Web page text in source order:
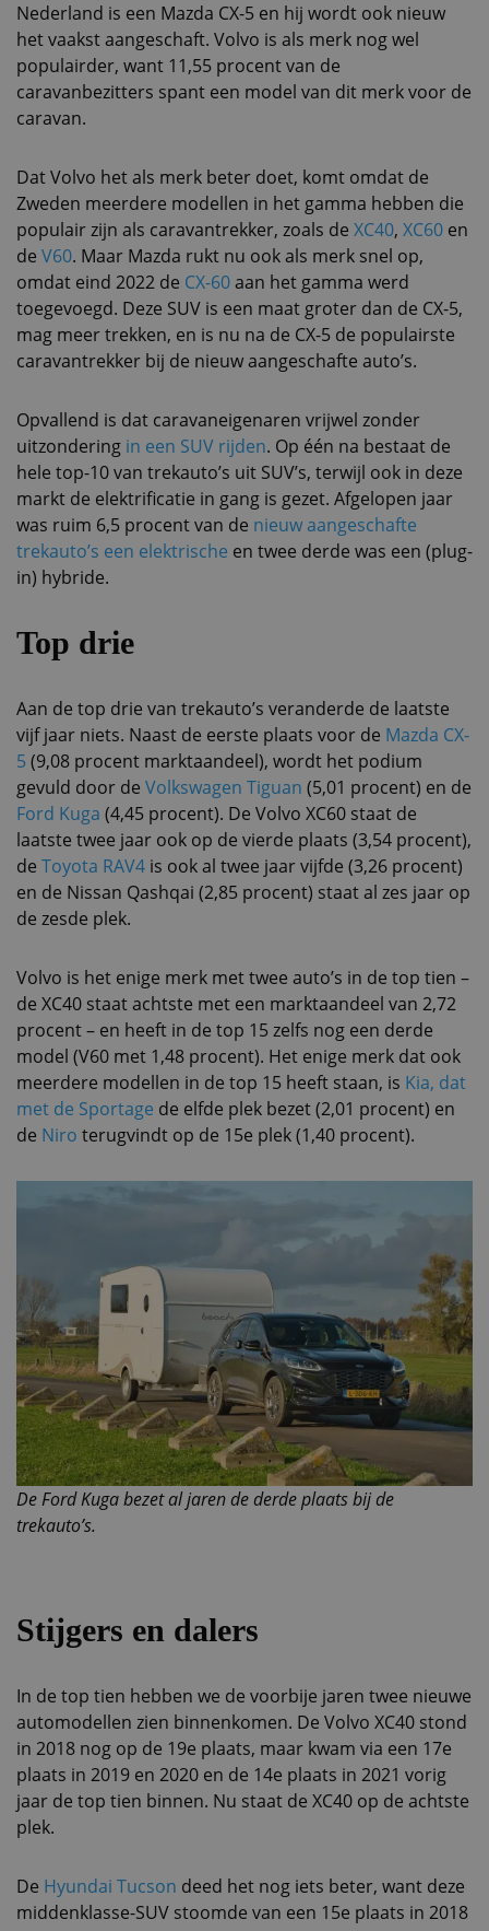
Nederland is een Mazda CX-5 en hij wordt ook nieuw
het vaakst aangeschaft. Volvo is als merk nog wel
populairder, want 11,55 procent van de
caravanbezitters spant een model van dit merk voor de
caravan.
Dat Volvo het als merk beter doet, komt omdat de
Zweden meerdere modellen in het gamma hebben die
populair zijn als caravantrekker, zoals de XC40, XC60 en
de V60. Maar Mazda rukt nu ook als merk snel op,
omdat eind 2022 de CX-60aan het gamma werd
toegevoegd. Deze SUV is een maat groter dan de CX-5,
mag meer trekken, en is nu na de CX-5 de populairste
caravantrekker bij de nieuw aangeschafte auto’s.
Opvallend is dat caravaneigenaren vrijwel zonder
uitzondering in een SUV rijden. Op één na bestaat de
hele top-10 van trekauto’s uit SUV’s, terwijl ook in deze
markt de elektrificatie in gang is gezet. Afgelopen jaar
was ruim 6,5 procent van de nieuw aangeschafte
trekauto’s een elektrische en twee derde was een (plug-
in) hybride.
Top drie
Aan de top drie van trekauto’s veranderde de laatste
vijf jaar niets. Naast de eerste plaats voor de Mazda CX-
5(9,08 procent marktaandeel), wordt het podium
gevuld door de Volkswagen Tiguan (5,01 procent) en de
Ford Kuga (4,45 procent). De Volvo XC60 staat de
laatste twee jaar ook op de vierde plaats (3,54 procent),
de Toyota RAV4 is ook al twee jaar vijfde (3,26 procent)
en de Nissan Qashqai (2,85 procent) staat al zes jaar op
de zesde plek.
Volvo is het enige merk met twee auto’s in de top tien –
de XC40 staat achtste met een marktaandeel van 2,72
procent – en heeft in de top 15 zelfs nog een derde
model (V60 met 1,48 procent). Het enige merk dat ook
meerdere modellen in de top 15 heeft staan, is Kia, dat
met de Sportage de elfde plek bezet (2,01 procent) en
de Niro terugvindt op de 15e plek (1,40 procent).
De Ford Kuga bezet al jaren de derde plaats bij de
trekauto’s.
Stijgers en dalers
In de top tien hebben we de voorbije jaren twee nieuwe
automodellen zien binnenkomen. De Volvo XC40 stond
in 2018 nog op de 19e plaats, maar kwam via een 17e
plaats in 2019 en 2020 en de 14e plaats in 2021 vorig
jaar de top tien binnen. Nu staat de XC40 op de achtste
plek.
De Hyundai Tucson deed het nog iets beter, want deze
middenklasse-SUV stoomde van een 15e plaats in 2018